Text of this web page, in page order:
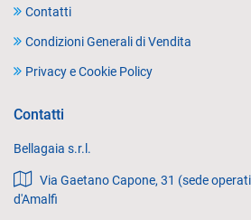
Contatti
Condizioni Generali di Vendita
Privacy e Cookie Policy
Contatti
Bellagaia s.r.l.
Via Gaetano Capone, 31 (sede
d'Amalfi